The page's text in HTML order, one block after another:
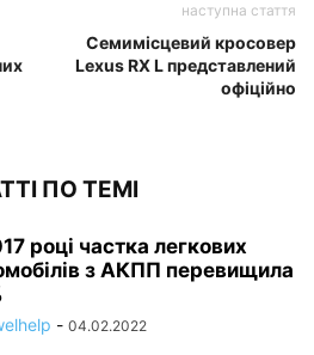
наступна стаття
Семимісцевий кросовер
Lexus RX L представлений
офіційно
ПО ТЕМІ
році частка легкових
з АКПП перевищила
- 04.02.2022